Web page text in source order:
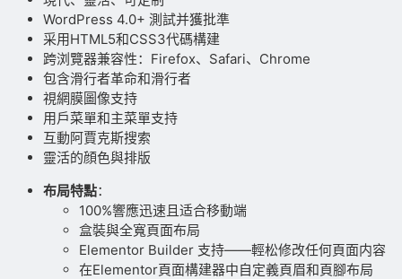
WordPress 4.0+ 測試并獲批準
采用HTML5和CSS3代碼構建
跨浏覽器兼容性：Firefox、Safari、Chrome
包含滑行者革命和滑行者
視網膜圖像支持
用戶菜單和主菜單支持
互動阿賈克斯搜索
靈活的顔色與排版
布局特點：
100%響應迅速且适合移動端
盒裝與全寬頁面布局
Elementor Builder 支持——輕松修改任何頁面内容
在Elementor頁面構建器中自定義頁眉和頁腳布局